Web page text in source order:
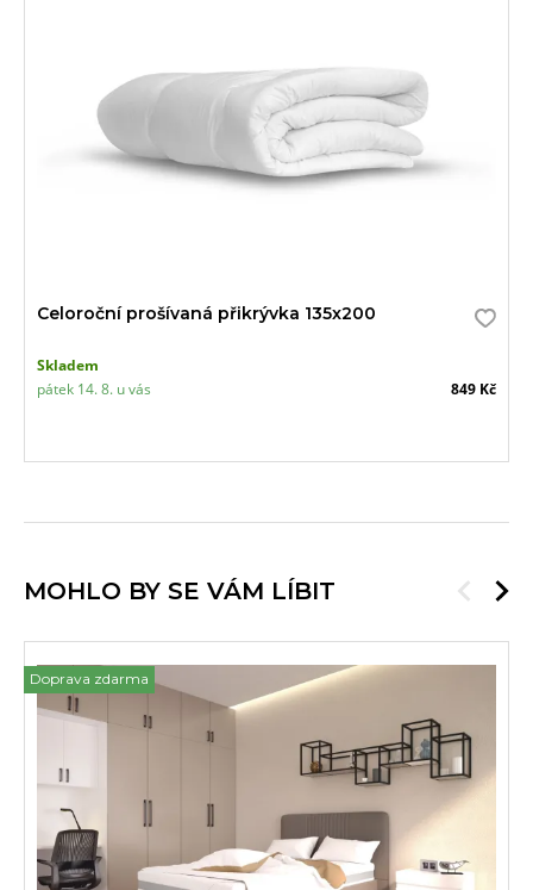
Celoroční prošívaná přikrývka 135x200
Skladem
pátek 14. 8. u vás
849 Kč
MOHLO BY SE VÁM LÍBIT
Doprava zdarma